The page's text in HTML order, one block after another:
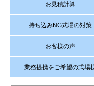
お見積計算
持ち込みNG式場の対策
お客様の声
業務提携をご希望の式場